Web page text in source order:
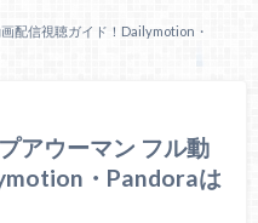
配信視聴ガイド！Dailymotion・
アウーマン フル動
・Pandoraは